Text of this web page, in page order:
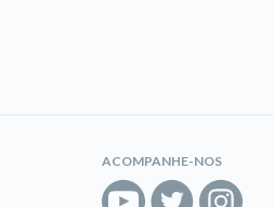
ACOMPANHE-NOS